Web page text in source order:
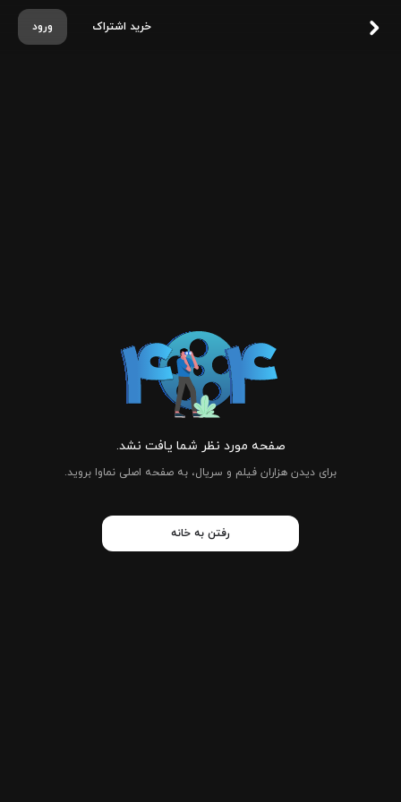
ورود خرید اشتراک
صفحه مورد نظر شما یافت نشد.
برای دیدن هزاران فیلم و سریال، به صفحه اصلی نماوا بروید.
رفتن به خانه